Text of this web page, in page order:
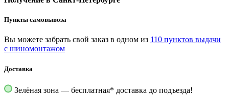
Пункты самовывоза
Вы можете забрать свой заказ в одном из 110 пунктов выдачи
с шиномонтажом
Доставка
Зелёная зона — бесплатная* доставка до подъезда!